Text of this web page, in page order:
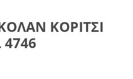
ΚΟΡΙΤΣΙ
4746